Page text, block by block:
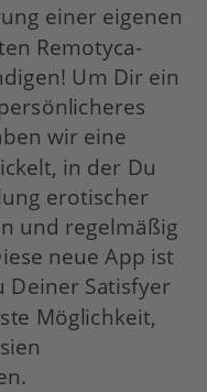
einer eigenen
Remotyca-
Um Dir ein
wir eine
in der Du
erotischer
und regelmäßig
neue App ist
Deiner Satisfyer
Möglichkeit,